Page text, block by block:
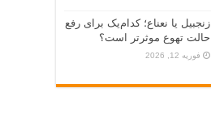
زنجبیل یا نعناع؛ کدام‌یک برای رفع
حالت تهوع موثرتر است؟
فوریه 12, 2026